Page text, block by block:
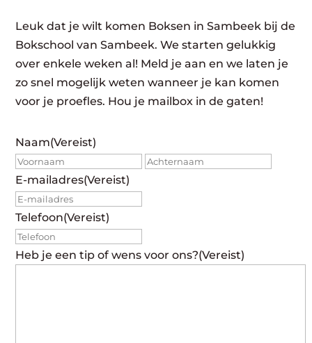
Leuk dat je wilt komen Boksen in Sambeek bij de
Bokschool van Sambeek. We starten gelukkig
over enkele weken al! Meld je aan en we laten je
zo snel mogelijk weten wanneer je kan komen
voor je proefles. Hou je mailbox in de gaten!
Naam(Vereist)
Voornaam
E-mailadres(Vereist)
Telefoon(Vereist)
Heb je een tip of wens voor ons?(Vereist)